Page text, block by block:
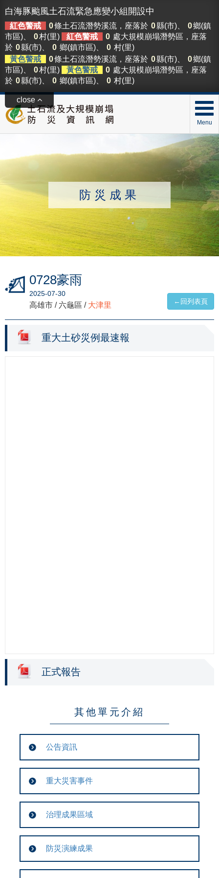
close
白海豚颱風土石流緊急應變小組開設中
紅色警戒 0條土石流潛勢溪流，座落於 0縣(市)、 0鄉(鎮
市區)、
0村(里) 紅色警戒 0 處大規模崩塌潛勢區，座落
於 0縣(市)、 0 鄉(鎮市區)、 0 村(里)
黃色警戒
0條土石流潛勢溪流，座落於 0縣(市)、 0鄉(鎮
市區)、
0村(里) 黃色警戒 0 處大規模崩塌潛勢區，座落
於 0縣(市)、 0 鄉(鎮市區)、 0 村(里)
Menu
防災成果
0728豪雨
2025-07-30
高雄市 / 六龜區 / 大津里 ←回列表頁
重大土砂災例最速報
正式報告
其他單元介紹
公告資訊
重大災害事件
治理成果區域
防災演練成果